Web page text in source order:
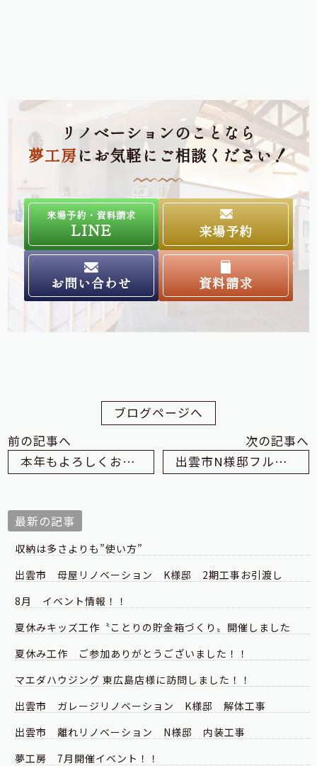
リノベーションのことなら
夢工房にお気軽にご相談ください！
来場予約・資料請求
LINE 来場予約
お問い合わせ 資料請求
ブログページへ
前の記事へ
本年もよろしくお願いいたします
次の記事へ
出雲市N様邸フルリノベーション安全祈願祭
最新の記事
収納は多さよりも”使い方”
出雲市 母屋リノベーション K様邸 2期工事お引渡し
8月 イベント情報！！
夏休みキッズ工作〝ことりの貯金箱づくり〟開催しました
夏休み工作 ご参加ありがとうございました！！
マエダハウジング 東広島店様に訪問しました！！
出雲市 ガレージリノベーション K様邸 解体工事
出雲市 離れリノベーション N様邸 内装工事
夢工房 7月開催イベント！！